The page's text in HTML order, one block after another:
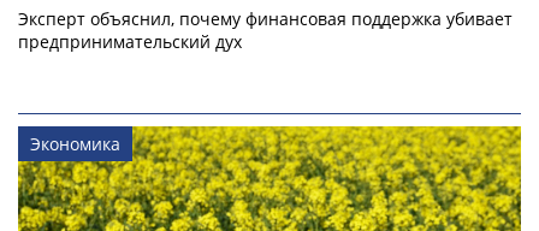
Эксперт объяснил, почему финансовая поддержка убивает
предпринимательский дух
Экономика